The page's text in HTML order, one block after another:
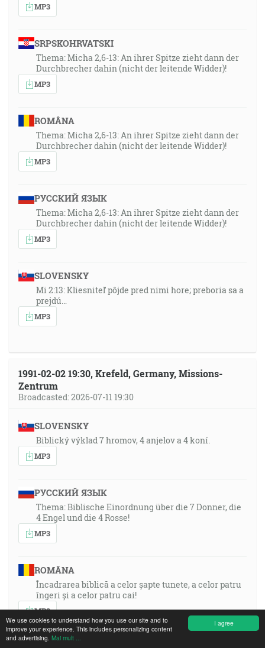
I agree
We use cookies to understand how you use our site and to
improve your experience. This includes personalizing content
and advertising. Mai mult ...
MP3
SRPSKOHRVATSKI
Thema: Micha 2,6-13: An ihrer Spitze zieht dann der
Durchbrecher dahin (nicht der leitende Widder)!
MP3
ROMÂNA
Thema: Micha 2,6-13: An ihrer Spitze zieht dann der
Durchbrecher dahin (nicht der leitende Widder)!
MP3
РУССКИЙ ЯЗЫК
Thema: Micha 2,6-13: An ihrer Spitze zieht dann der
Durchbrecher dahin (nicht der leitende Widder)!
MP3
SLOVENSKY
Mi 2:13: Kliesniteľ pôjde pred nimi hore; preboria sa a
prejdú…
MP3
1991-02-02 19:30, Krefeld, Germany, Missions-
Zentrum
Broadcasted: 2026-07-11 19:30
SLOVENSKY
Biblický výklad 7 hromov, 4 anjelov a 4 koní.
MP3
РУССКИЙ ЯЗЫК
Thema: Biblische Einordnung über die 7 Donner, die
4 Engel und die 4 Rosse!
MP3
ROMÂNA
Încadrarea biblică a celor șapte tunete, a celor patru
îngeri și a celor patru cai!
MP3